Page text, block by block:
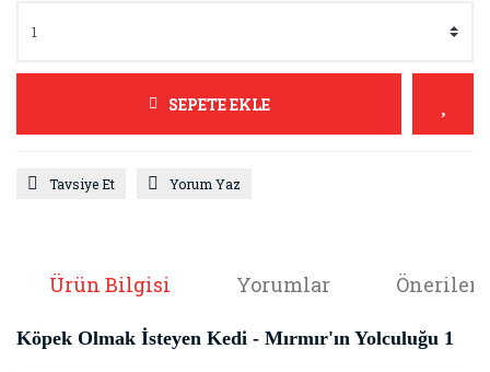
SEPETE EKLE
Tavsiye Et Yorum Yaz
Ürün Bilgisi Yorumlar
Köpek Olmak İsteyen Kedi - Mırmır'ın Yolculuğu 1